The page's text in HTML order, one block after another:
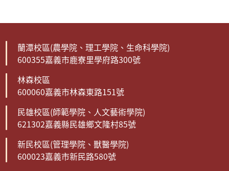
蘭潭校區(農學院、理工學院、生命科學院)
600355嘉義市鹿寮里學府路300號
林森校區
600060嘉義市林森東路151號
民雄校區(師範學院、人文藝術學院)
621302嘉義縣民雄鄉文隆村85號
新民校區(管理學院、獸醫學院)
600023嘉義市新民路580號